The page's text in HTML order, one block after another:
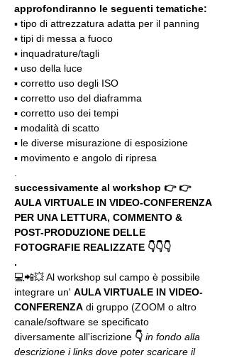
approfondiranno le seguenti tematiche:
▪️ tipo di attrezzatura adatta per il panning
▪️ tipi di messa a fuoco
▪️ inquadrature/tagli
▪️ uso della luce
▪️ corretto uso degli ISO
▪️ corretto uso del diaframma
▪️ corretto uso dei tempi
▪️ modalità di scatto
▪️ le diverse misurazione di esposizione
▪️ movimento e angolo di ripresa
successivamente al workshop 👉 👉
AULA VIRTUALE IN VIDEO-CONFERENZA
PER UNA LETTURA, COMMENTO &
POST-PRODUZIONE DELLE
FOTOGRAFIE REALIZZATE 👇👇👇
.
💻📲💥 Al workshop sul campo è possibile
integrare un' AULA VIRTUALE IN VIDEO-
CONFERENZA di gruppo (ZOOM o altro
canale/software se specificato
diversamente all'iscrizione 👇 in fondo alla
descrizione i links dove poter scaricare il